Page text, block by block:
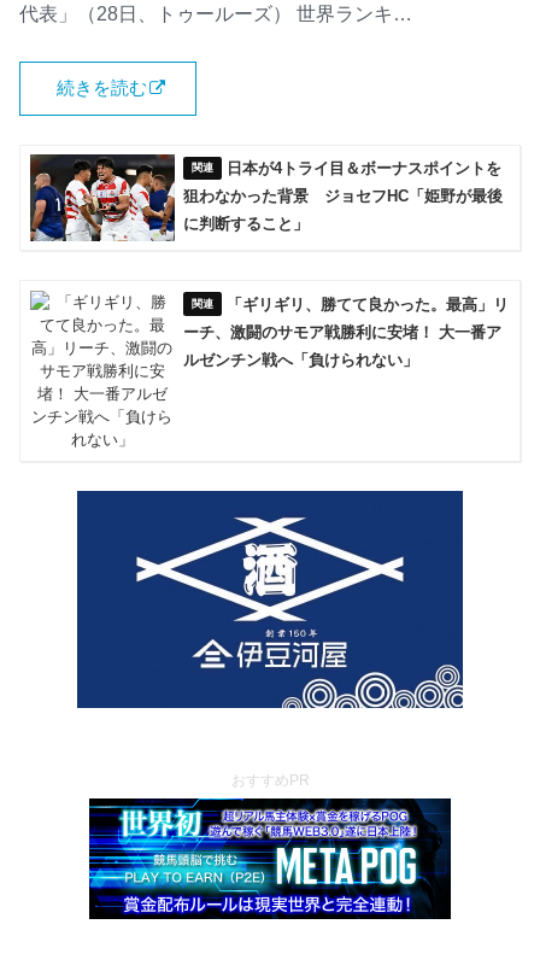
代表」（28日、トゥールーズ） 世界ランキ…
続きを読む
日本が4トライ目＆ボーナスポイントを
狙わなかった背景 ジョセフHC「姫野が最後
に判断すること」
「ギリギリ、勝てて良かった。最高」リ
ーチ、激闘のサモア戦勝利に安堵！ 大一番ア
ルゼンチン戦へ「負けられない」
おすすめPR